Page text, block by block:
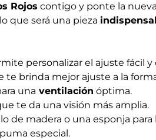
Rojos contigo y ponte la
que será una pieza
personalizar el ajuste fácil
te brinda mejor ajuste a la
una ventilación óptima.
te da una visión más amplia.
de madera o una esponja para
especial.